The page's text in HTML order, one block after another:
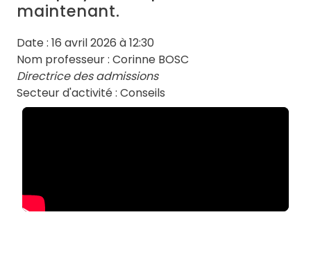
maintenant.
Date : 16 avril 2026 à 12:30
Nom professeur : Corinne BOSC
Directrice des admissions
Secteur d'activité : Conseils